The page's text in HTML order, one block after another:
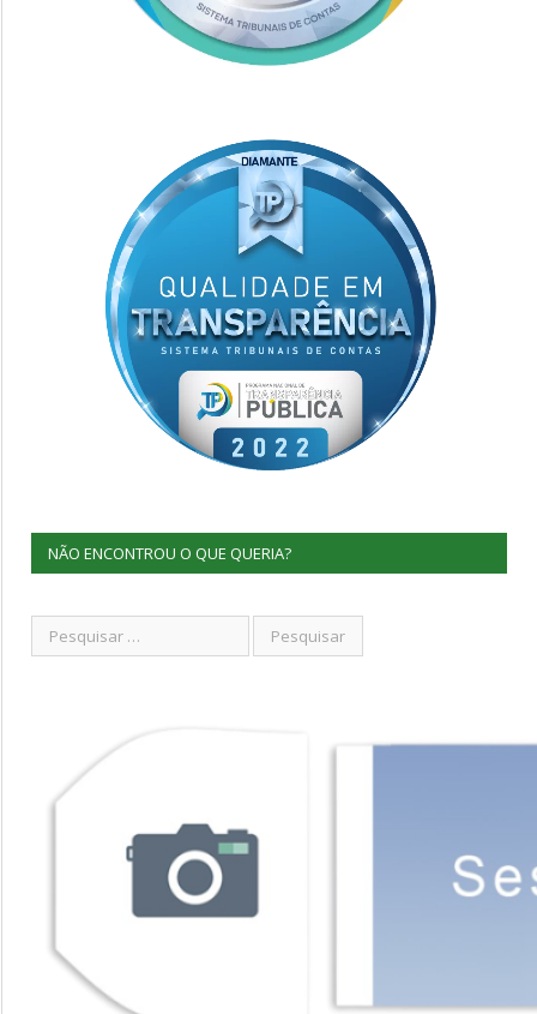
NÃO ENCONTROU O QUE QUERIA?